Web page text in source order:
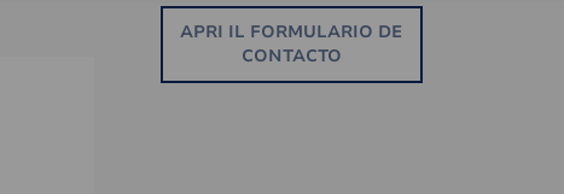
APRI IL FORMULARIO DE
CONTACTO